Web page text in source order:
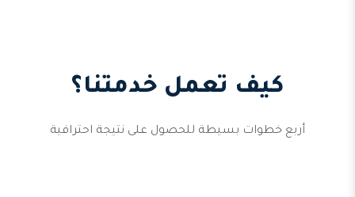
كيف تعمل خدمتنا؟
أربع خطوات بسيطة للحصول على نتيجة احترافية